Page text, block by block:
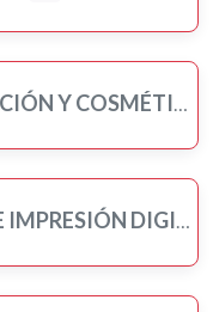
Y COSMÉTICA
DIGITAL